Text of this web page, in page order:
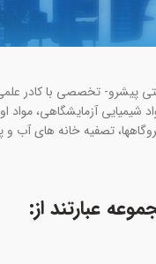
پیشرو- تخصصی با کادر
شیمیایی آزمایشگاهی،
تصفیه ­خانه­ های آب و
عبارتند از: